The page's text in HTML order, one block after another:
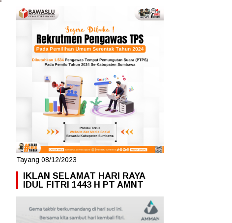
Tayang 08/12/2023
IKLAN SELAMAT HARI RAYA
IDUL FITRI 1443 H PT AMNT